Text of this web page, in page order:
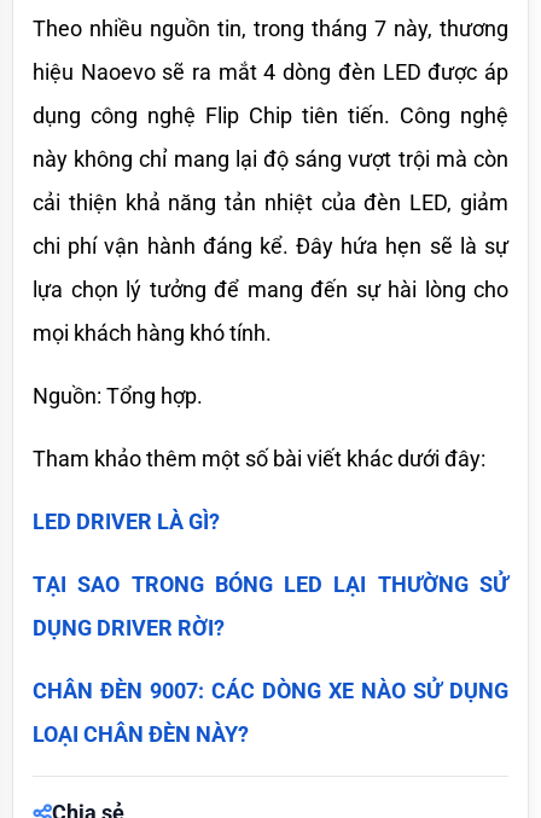
Theo nhiều nguồn tin, trong tháng 7 này, thương
hiệu Naoevo sẽ ra mắt 4 dòng đèn LED được áp
dụng công nghệ Flip Chip tiên tiến. Công nghệ
này không chỉ mang lại độ sáng vượt trội mà còn
cải thiện khả năng tản nhiệt của đèn LED, giảm
chi phí vận hành đáng kể. Đây hứa hẹn sẽ là sự
lựa chọn lý tưởng để mang đến sự hài lòng cho
mọi khách hàng khó tính.
Nguồn: Tổng hợp.
Tham khảo thêm một số bài viết khác dưới đây:
LED DRIVER LÀ GÌ?
TẠI SAO TRONG BÓNG LED LẠI THƯỜNG SỬ
DỤNG DRIVER RỜI?
CHÂN ĐÈN 9007: CÁC DÒNG XE NÀO SỬ DỤNG
LOẠI CHÂN ĐÈN NÀY?
Chia sẻ